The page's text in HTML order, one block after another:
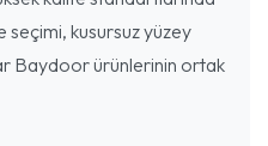
seçimi, kusursuz yüzey
Baydoor ürünlerinin ortak